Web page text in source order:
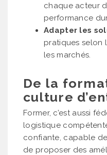
chaque acteur
performance
Adapter les
pratiques selon
les marchés.
De la
culture
Former, c’est aussi
logistique
confiante, capable
de proposer des